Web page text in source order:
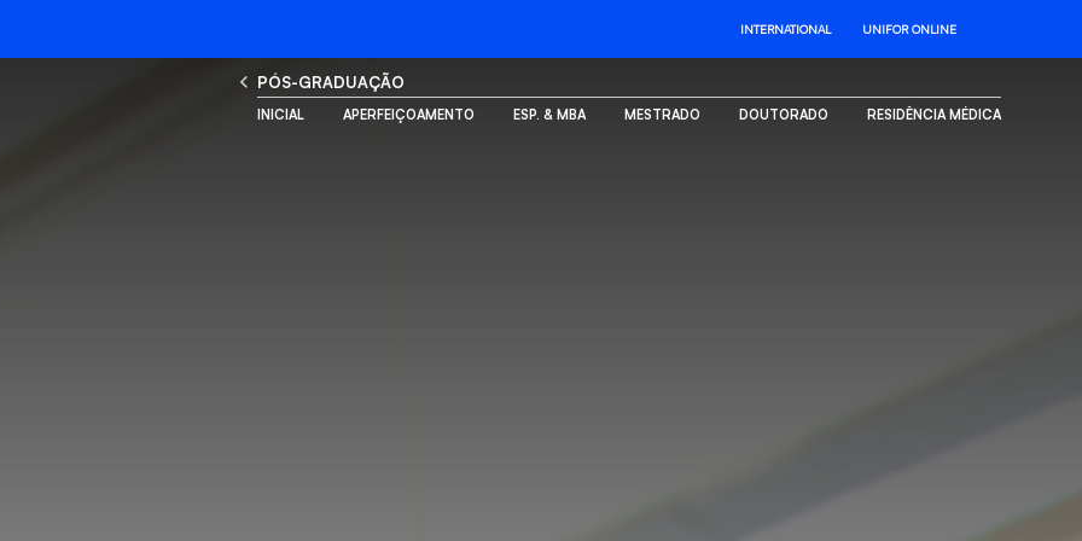
INTERNATIONAL UNIFOR ONLINE
PÓS-GRADUAÇÃO
INICIAL APERFEIÇOAMENTO ESP. & MBA MESTRADO DOUTORADO RESIDÊNCIA MÉDICA